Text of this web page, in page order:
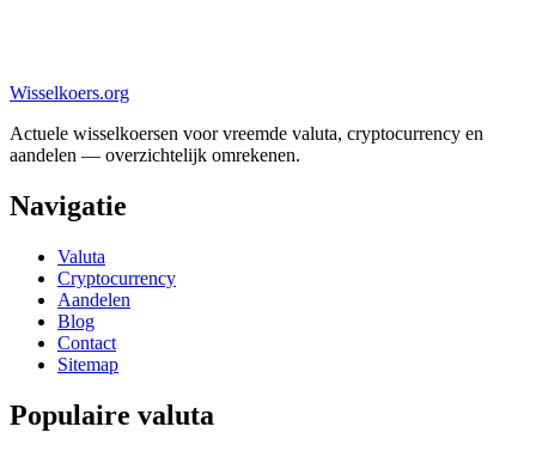
Wisselkoers.org
Actuele wisselkoersen voor vreemde valuta, cryptocurrency en
aandelen — overzichtelijk omrekenen.
Navigatie
Valuta
Cryptocurrency
Aandelen
Blog
Contact
Sitemap
Populaire valuta